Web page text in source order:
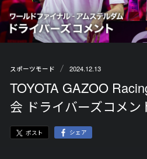
スポーツモード 2024.12.13
TOYOTA GAZOO
会 ドライバーズコメン
ポスト シェア